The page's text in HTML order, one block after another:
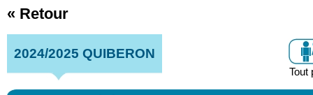
« Retour
2024/2025 QUIBERON
Tout